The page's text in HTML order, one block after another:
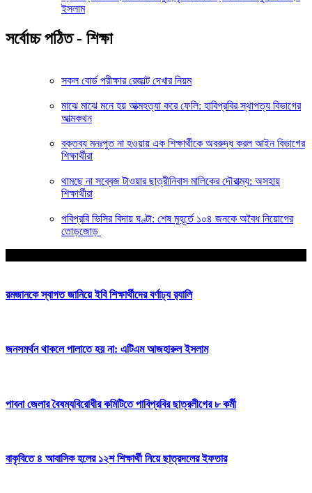
ইসলাম
সর্বোচ্চ পঠিত - শিক্ষা
সকল বোর্ড পরীক্ষার রেজাল্ট দেখার নিয়ম
মাঝে মাঝে মনে হয় আত্মহত্যা করে ফেলি: হাবিপ্রবির স্থাপত্য বিভাগের
আত্মকথন
বক্তব্য মনঃপুত না হওয়ায় এক শিক্ষার্থীকে অবরুদ্ধ করল আইন বিভাগের
শিক্ষার্থীরা
থামছে না সব্বেজ টাওয়ার ছাত্রীনিবাস মালিকের দৌরাত্ম্য: অসহায়
শিক্ষার্থীরা
পবিপ্রবি ভিসির বিদায় ঘণ্টা: শেষ মুহূর্তে ১০৪ জনকে অবৈধ নিয়োগের
তোড়জোড়
রমজানকে স্বাগত জানিয়ে ইবি শিক্ষার্থীদের বর্ণাঢ্য র‍্যালি
জনসমর্থন থাকলে পালাতে হয় না: এটিএম আজহারুল ইসলাম
পাবনা জেলার বৈষম্যবিরোধীর কমিটিতে পাবিপ্রবির ছাত্রলীগের ৮ কর্মী
বাকৃবিতে ৪ আবাসিক হলের ১২শ শিক্ষার্থী নিয়ে ছাত্রদলের ইফতার